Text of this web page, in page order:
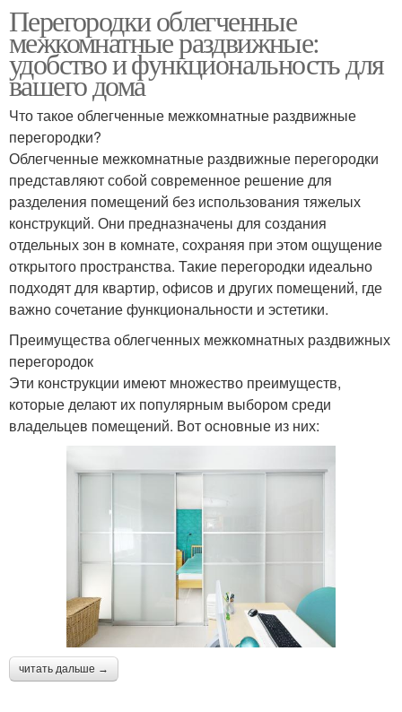
Перегородки облегченные
межкомнатные раздвижные:
удобство и функциональность для
вашего дома
Что такое облегченные межкомнатные раздвижные
перегородки?
Облегченные межкомнатные раздвижные перегородки
представляют собой современное решение для
разделения помещений без использования тяжелых
конструкций. Они предназначены для создания
отдельных зон в комнате, сохраняя при этом ощущение
открытого пространства. Такие перегородки идеально
подходят для квартир, офисов и других помещений, где
важно сочетание функциональности и эстетики.
Преимущества облегченных межкомнатных раздвижных
перегородок
Эти конструкции имеют множество преимуществ,
которые делают их популярным выбором среди
владельцев помещений. Вот основные из них:
читать дальше →